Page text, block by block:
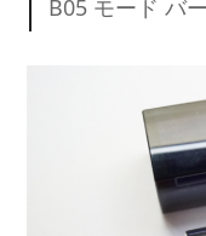
B05 モード バ